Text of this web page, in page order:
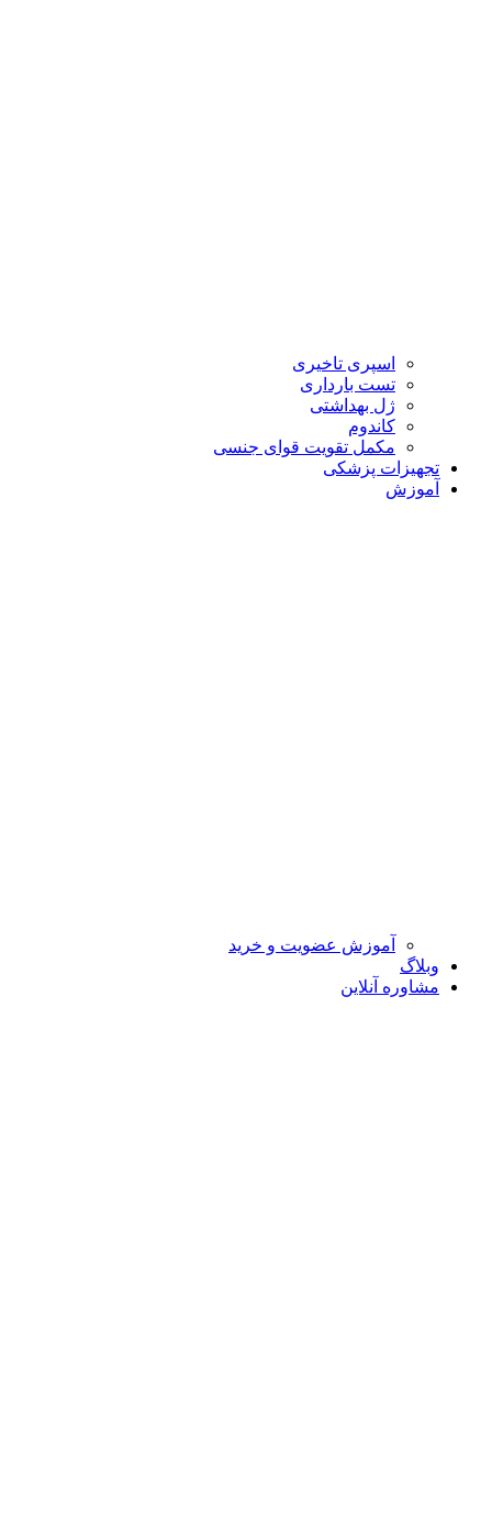
اسپری تاخیری
تست بارداری
ژل بهداشتی
کاندوم
مکمل تقویت قوای جنسی
تجهیزات پزشکی
آموزش
آموزش عضویت و خرید
وبلاگ
مشاوره آنلاین